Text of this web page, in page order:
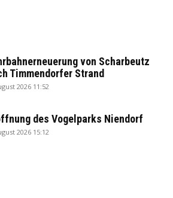
von Scharbeutz
Timmendorfer Strand
2026 11:52
des Vogelparks Niendorf
2026 15:12